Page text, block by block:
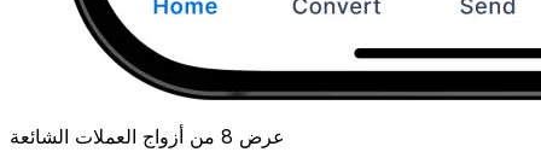
عرض 8 من أزواج العملات الشائعة